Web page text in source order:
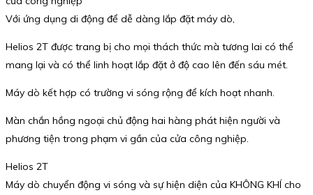
Với ứng dụng di động để dễ dàng lắp đặt máy dò,
Helios 2T được trang bị cho mọi thách thức mà tương lai có thể
mang lại và có thể linh hoạt lắp đặt ở độ cao lên đến sáu mét.
Máy dò kết hợp có trường vi sóng rộng để kích hoạt nhanh.
Màn chắn hồng ngoại chủ động hai hàng phát hiện người và
phương tiện trong phạm vi gần của cửa công nghiệp.
Helios 2T
Máy dò chuyển động vi sóng và sự hiện diện của KHÔNG KHÍ cho